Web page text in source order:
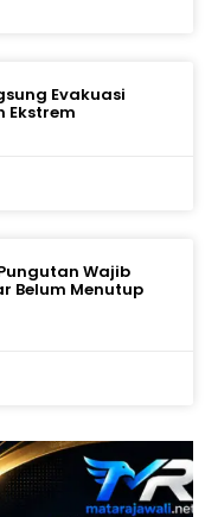
Evakuasi
Ekstrem
Wajib
Belum Menutup